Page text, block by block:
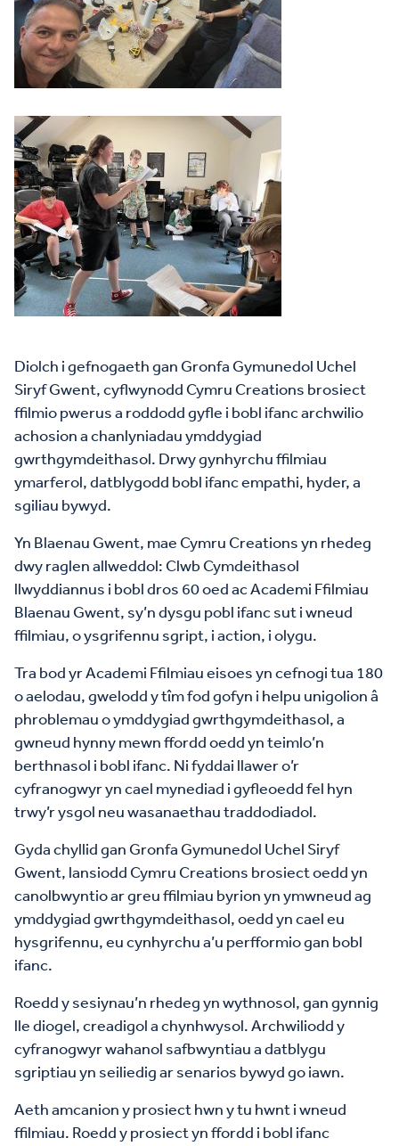
Diolch i gefnogaeth gan Gronfa Gymunedol Uchel
Siryf Gwent, cyflwynodd Cymru Creations brosiect
ffilmio pwerus a roddodd gyfle i bobl ifanc archwilio
achosion a chanlyniadau ymddygiad
gwrthgymdeithasol. Drwy gynhyrchu ffilmiau
ymarferol, datblygodd bobl ifanc empathi, hyder, a
sgiliau bywyd.
Yn Blaenau Gwent, mae Cymru Creations yn rhedeg
dwy raglen allweddol: Clwb Cymdeithasol
llwyddiannus i bobl dros 60 oed ac Academi Ffilmiau
Blaenau Gwent, sy’n dysgu pobl ifanc sut i wneud
ffilmiau, o ysgrifennu sgript, i action, i olygu.
Tra bod yr Academi Ffilmiau eisoes yn cefnogi tua 180
o aelodau, gwelodd y tîm fod gofyn i helpu unigolion â
phroblemau o ymddygiad gwrthgymdeithasol, a
gwneud hynny mewn ffordd oedd yn teimlo’n
berthnasol i bobl ifanc. Ni fyddai llawer o’r
cyfranogwyr yn cael mynediad i gyfleoedd fel hyn
trwy’r ysgol neu wasanaethau traddodiadol.
Gyda chyllid gan Gronfa Gymunedol Uchel Siryf
Gwent, lansiodd Cymru Creations brosiect oedd yn
canolbwyntio ar greu ffilmiau byrion yn ymwneud ag
ymddygiad gwrthgymdeithasol, oedd yn cael eu
hysgrifennu, eu cynhyrchu a’u perfformio gan bobl
ifanc.
Roedd y sesiynau’n rhedeg yn wythnosol, gan gynnig
lle diogel, creadigol a chynhwysol. Archwiliodd y
cyfranogwyr wahanol safbwyntiau a datblygu
sgriptiau yn seiliedig ar senarios bywyd go iawn.
Aeth amcanion y prosiect hwn y tu hwnt i wneud
ffilmiau. Roedd y prosiect yn ffordd i bobl ifanc